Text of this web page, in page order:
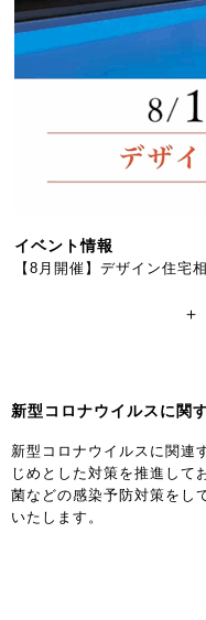
イベント情報
【8月開催】デザイン住宅
新型コロナウイルスに関
新型コロナウイルスに関連
じめとした対策を推進して
菌などの感染予防対策をし
いたします。